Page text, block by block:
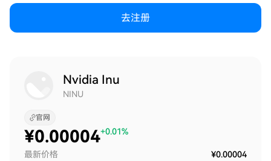
去注册
Nvidia Inu
NINU
官网
¥0.00004+0.01%
最新价格
¥0.00004